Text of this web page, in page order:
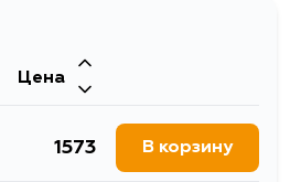
Цена
1573 В корзину